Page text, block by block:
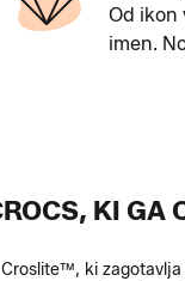
Od ikon
imen.
KI GA
ki